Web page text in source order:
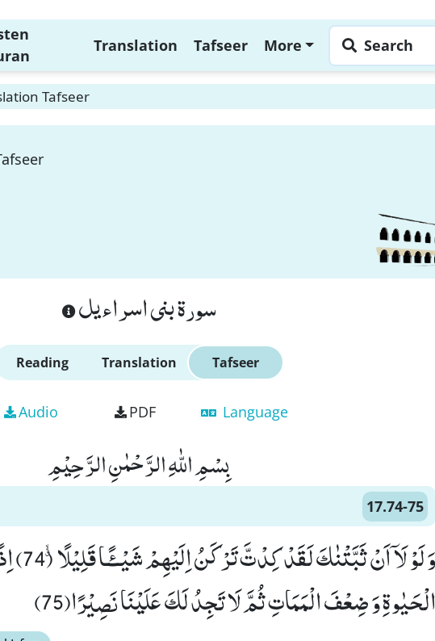
Translation Tafseer More Search
Tafseer
سورة بنى اسراءيل
Reading Translation Tafseer
Audio PDF Language
بِسْمِ اللّٰهِ الرَّحْمٰنِ الرَّحِیْمِ
17.74-75
وَ لَوْ
الْحَیٰوةِ وَ ضِعْفَ الْمَمَاتِ ثُمَّ لَا تَجِدُ لَكَ عَلَیْنَا نَصِیْرًا(75)